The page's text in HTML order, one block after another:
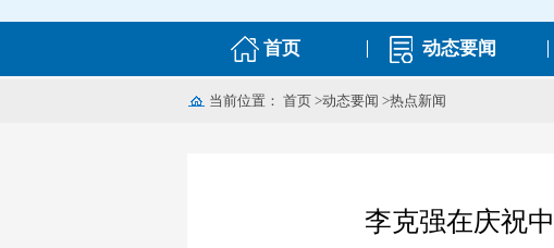
首页 动态要闻
当前位置： 首页 >动态要闻 >热点新闻
李克强在庆祝